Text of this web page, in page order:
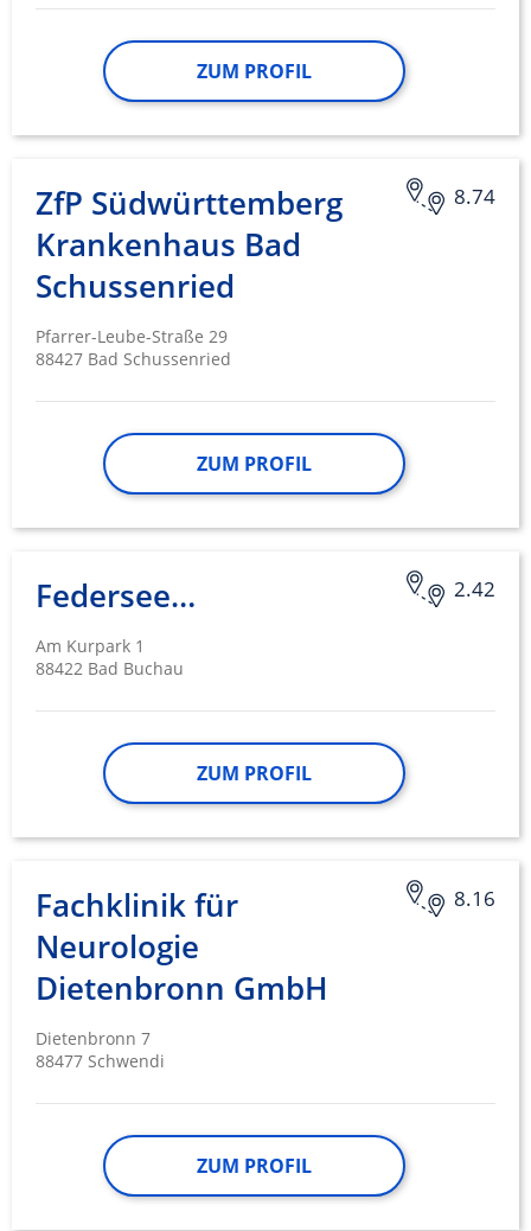
ZUM PROFIL
8.74
ZfP Südwürttemberg
Krankenhaus Bad
Schussenried
Pfarrer-Leube-Straße 29
88427 Bad Schussenried
ZUM PROFIL
2.42
Federseeklinik
Am Kurpark 1
88422 Bad Buchau
ZUM PROFIL
8.16
Fachklinik für
Neurologie
Dietenbronn GmbH
Dietenbronn 7
88477 Schwendi
ZUM PROFIL